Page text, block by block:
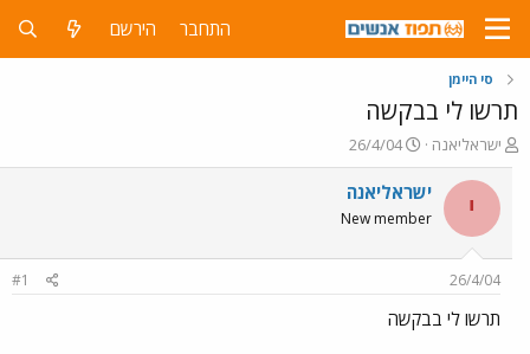
התחבר הירשם
סי היימן
תרשו לי בבקשה
פ
ו
ת
ח
ה
ש
א
ישראליאנה
פ
ו
ר
ם
ר
26/4/04
י ישראליאנה
New member
26/4/04
#1
תרשו לי בבקשה